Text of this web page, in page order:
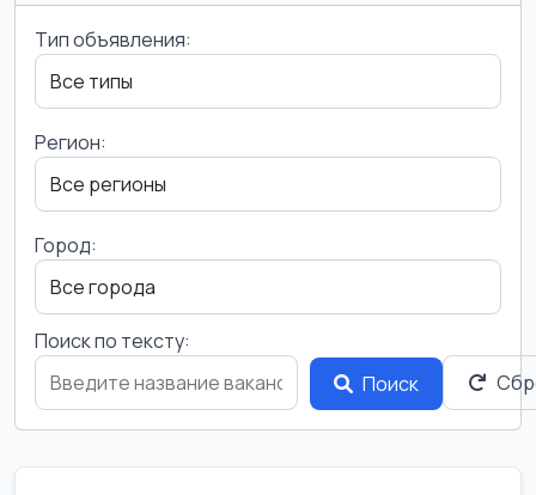
Тип объявления:
Регион:
Город:
Поиск по тексту:
Поиск